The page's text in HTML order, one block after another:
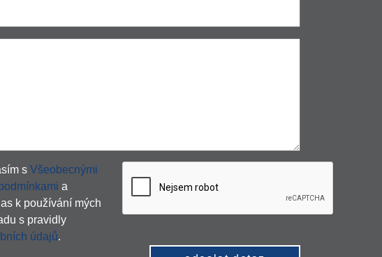
s Všeobecnými
a
k používání mých
s pravidly
údajů.